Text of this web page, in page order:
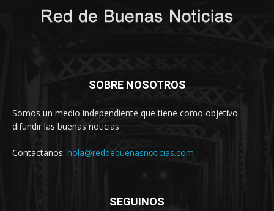
SOBRE NOSOTROS
Somos un medio independiente que tiene como objetivo
difundir las buenas noticias
Contactanos: hola@reddebuenasnoticias.com
SEGUINOS